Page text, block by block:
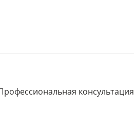
консультация